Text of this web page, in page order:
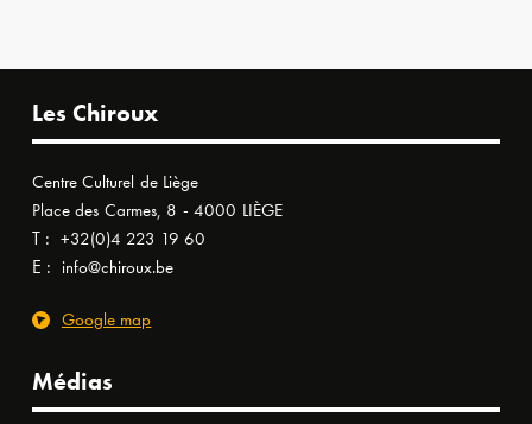
Les Chiroux
Centre Culturel de Liège
Place des Carmes, 8 - 4000 LIÈGE
T : +32(0)4 223 19 60
E : info@chiroux.be
Google map
Médias